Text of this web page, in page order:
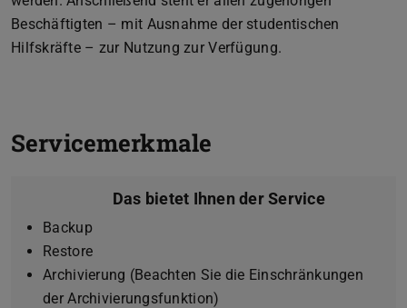
Beschäftigten – mit Ausnahme der studentischen
Hilfskräfte – zur Nutzung zur Verfügung.
Servicemerkmale
Das bietet Ihnen der Service
Backup
Restore
Archivierung (Beachten Sie die Einschränkungen
der Archivierungsfunktion)